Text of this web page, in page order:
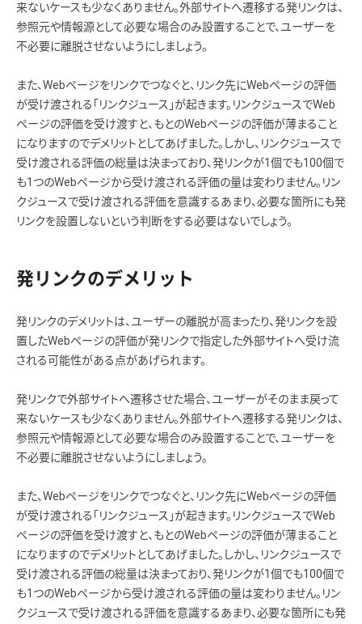
来ないケースも少なくありません。外部サイトへ遷移する発リンクは、
参照元や情報源として必要な場合のみ設置することで、ユーザーを
不必要に離脱させないようにしましょう。
また、Webページをリンクでつなぐと、リンク先にWebページの評価
が受け渡される「リンクジュース」が起きます。リンクジュースでWeb
ページの評価を受け渡すと、もとのWebページの評価が薄まること
になりますのでデメリットとしてあげました。しかし、リンクジュースで
受け渡される評価の総量は決まっており、発リンクが1個でも100個で
も1つのWebページから受け渡される評価の量は変わりません。リン
クジュースで受け渡される評価を意識するあまり、必要な箇所にも発
リンクを設置しないという判断をする必要はないでしょう。
発リンクのデメリット
発リンクのデメリットは、ユーザーの離脱が高まったり、発リンクを設
置したWebページの評価が発リンクで指定した外部サイトへ受け流
される可能性がある点があげられます。
発リンクで外部サイトへ遷移させた場合、ユーザーがそのまま戻って
来ないケースも少なくありません。外部サイトへ遷移する発リンクは、
参照元や情報源として必要な場合のみ設置することで、ユーザーを
不必要に離脱させないようにしましょう。
また、Webページをリンクでつなぐと、リンク先にWebページの評価
が受け渡される「リンクジュース」が起きます。リンクジュースでWeb
ページの評価を受け渡すと、もとのWebページの評価が薄まること
になりますのでデメリットとしてあげました。しかし、リンクジュースで
受け渡される評価の総量は決まっており、発リンクが1個でも100個で
も1つのWebページから受け渡される評価の量は変わりません。リン
クジュースで受け渡される評価を意識するあまり、必要な箇所にも発